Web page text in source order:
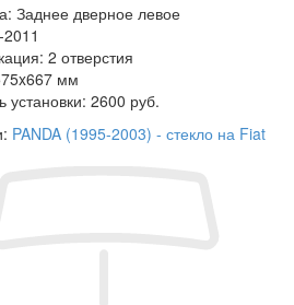
Заднее дверное левое
2 отверстия
мм
установки: 2600 руб.
PANDA (1995-2003) - стекло на Fiat